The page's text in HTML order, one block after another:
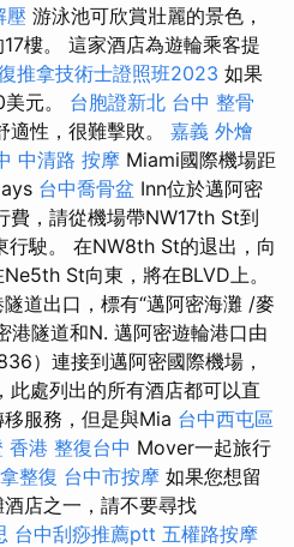
壓 游泳池可欣賞壯麗的景色，
樓。 這家酒店為遊輪乘客提
推拿技術士證照班2023 如果
元。 台胞證新北 台中 整骨
適性，很難擊敗。 嘉義 外燴
中清路 按摩 Miami國際機場距
台中喬骨盆 Inn位於邁阿密
費，請從機場帶NW17th St到
駛。 在NW8th St的退出，向
St向東，將在BLVD上。
道出口，標有“邁阿密海灘 /麥
港隧道和N. 邁阿密遊輪港口由
）連接到邁阿密國際機場，
此處列出的所有酒店都可以直
服務，但是與Mia 台中西屯區
香港 整復台中 Mover一起旅行
整復 台中市按摩 如果您想留
店之一，請不要尋找
台中刮痧推薦ptt 五權路按摩